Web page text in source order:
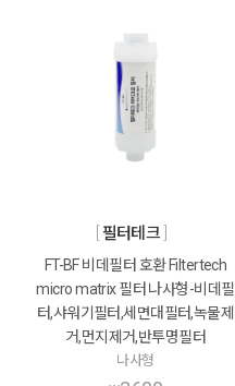
필터테크
FT-BF 비데필터 호환 Filtertech
micro matrix 필터 나사형-비데필
터,샤워기필터,세면대필터,녹물제
거,먼지제거,반투명필터
나사형